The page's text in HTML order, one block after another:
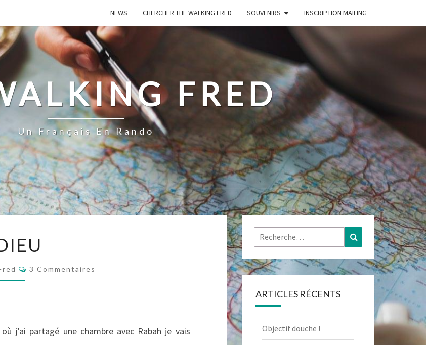
NEWS CHERCHER THE WALKING FRED SOUVENIRS INSCRIPTION MAILING
FRED
Un Français En Rando
Commentaires
3 Commentaires
j’ai partagé une chambre avec Rabah je vais
Rechercher : Recherche
ARTICLES RÉCENTS
Objectif douche !